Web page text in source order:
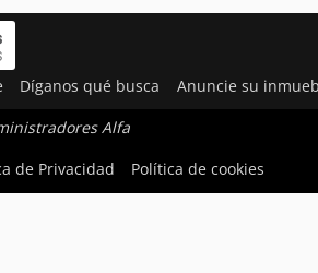
Díganos qué busca Anuncie su
Alfa
de Privacidad Política de cookies